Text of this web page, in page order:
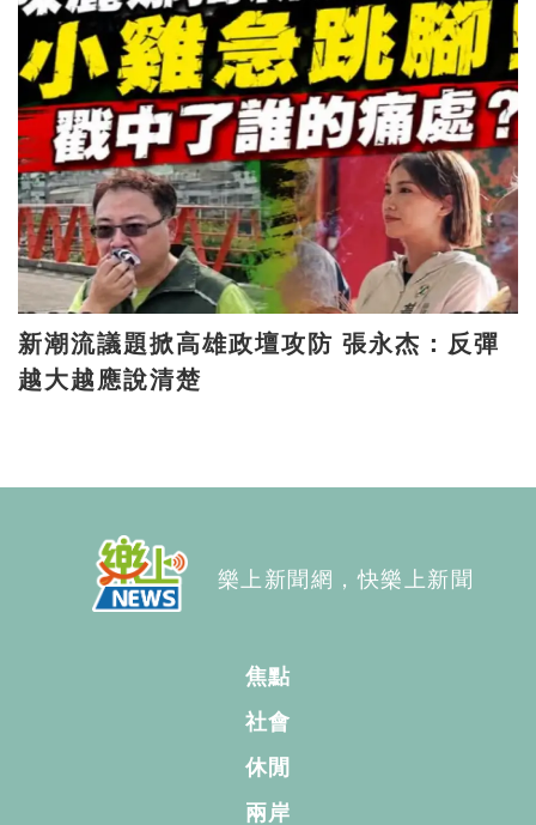
新潮流議題掀高雄政壇攻防 張永杰：反彈
越大越應說清楚
樂上新聞網，快樂上新聞
焦點
社會
休閒
兩岸